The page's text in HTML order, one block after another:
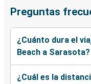
Preguntas
¿Cuánto dura el
Beach a Sarasota?
¿Cuál es la